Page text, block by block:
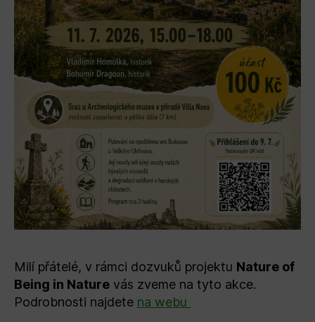
Milí přátelé, v rámci dozvuků projektu Nature of
Being in Nature vás zveme na tyto akce.
Podrobnosti najdete na webu